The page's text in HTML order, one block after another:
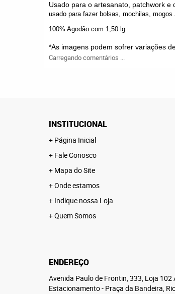
Usado para o artesanato , patchwork e
usado para fazer bolsas, mochilas,
100% Agodão com 1,50 lg
*As imagens podem sofrer variações
Carregando comentários ...
INSTITUCIONAL
Página Inicial
Fale Conosco
Mapa do Site
Onde estamos
Indique nossa Loja
Quem Somos
ENDEREÇO
Avenida Paulo de Frontin, 333, Loja 102
Estacionamento- Praça da Bandeira,